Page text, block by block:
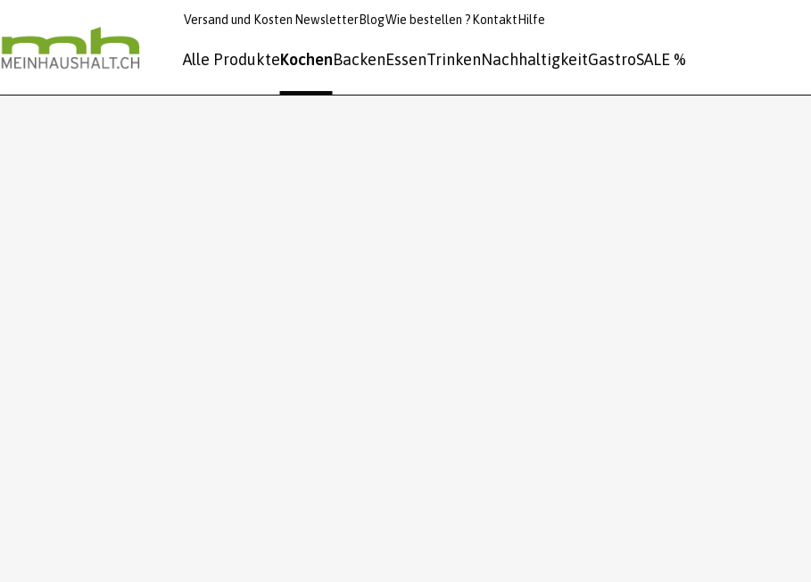
Versand und Kosten NewsletterBlogWie bestellen ? Kontakt Hilfe
Alle ProdukteKochenBackenEssenTrinkenNachhaltigkeitGastroSALE %